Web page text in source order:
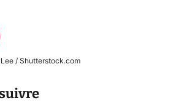
/ Shutterstock.com